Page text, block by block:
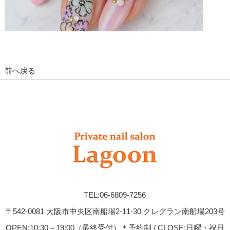
前へ戻る
TEL:06-6809-7256
〒542-0081 大阪市中央区南船場2-11-30 クレグラン南船場203号
OPEN:10:30～19:00（最終受付）＊予約制 / CLOSE:日曜・祝日